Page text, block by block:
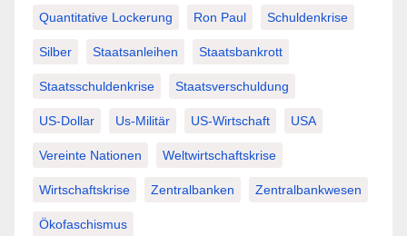
Quantitative Lockerung Ron Paul Schuldenkrise
Silber Staatsanleihen Staatsbankrott
Staatsschuldenkrise Staatsverschuldung
US-Dollar Us-Militär US-Wirtschaft USA
Vereinte Nationen Weltwirtschaftskrise
Wirtschaftskrise Zentralbanken Zentralbankwesen
Ökofaschismus